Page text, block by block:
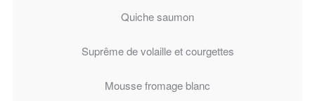
Quiche saumon
Suprême de volaille et courgettes
Mousse fromage blanc